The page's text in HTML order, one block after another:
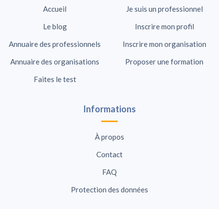
Accueil
Le blog
Annuaire des professionnels
Annuaire des organisations
Faites le test
Je suis un professionnel
Inscrire mon profil
Inscrire mon organisation
Proposer une formation
Informations
À propos
Contact
FAQ
Protection des données